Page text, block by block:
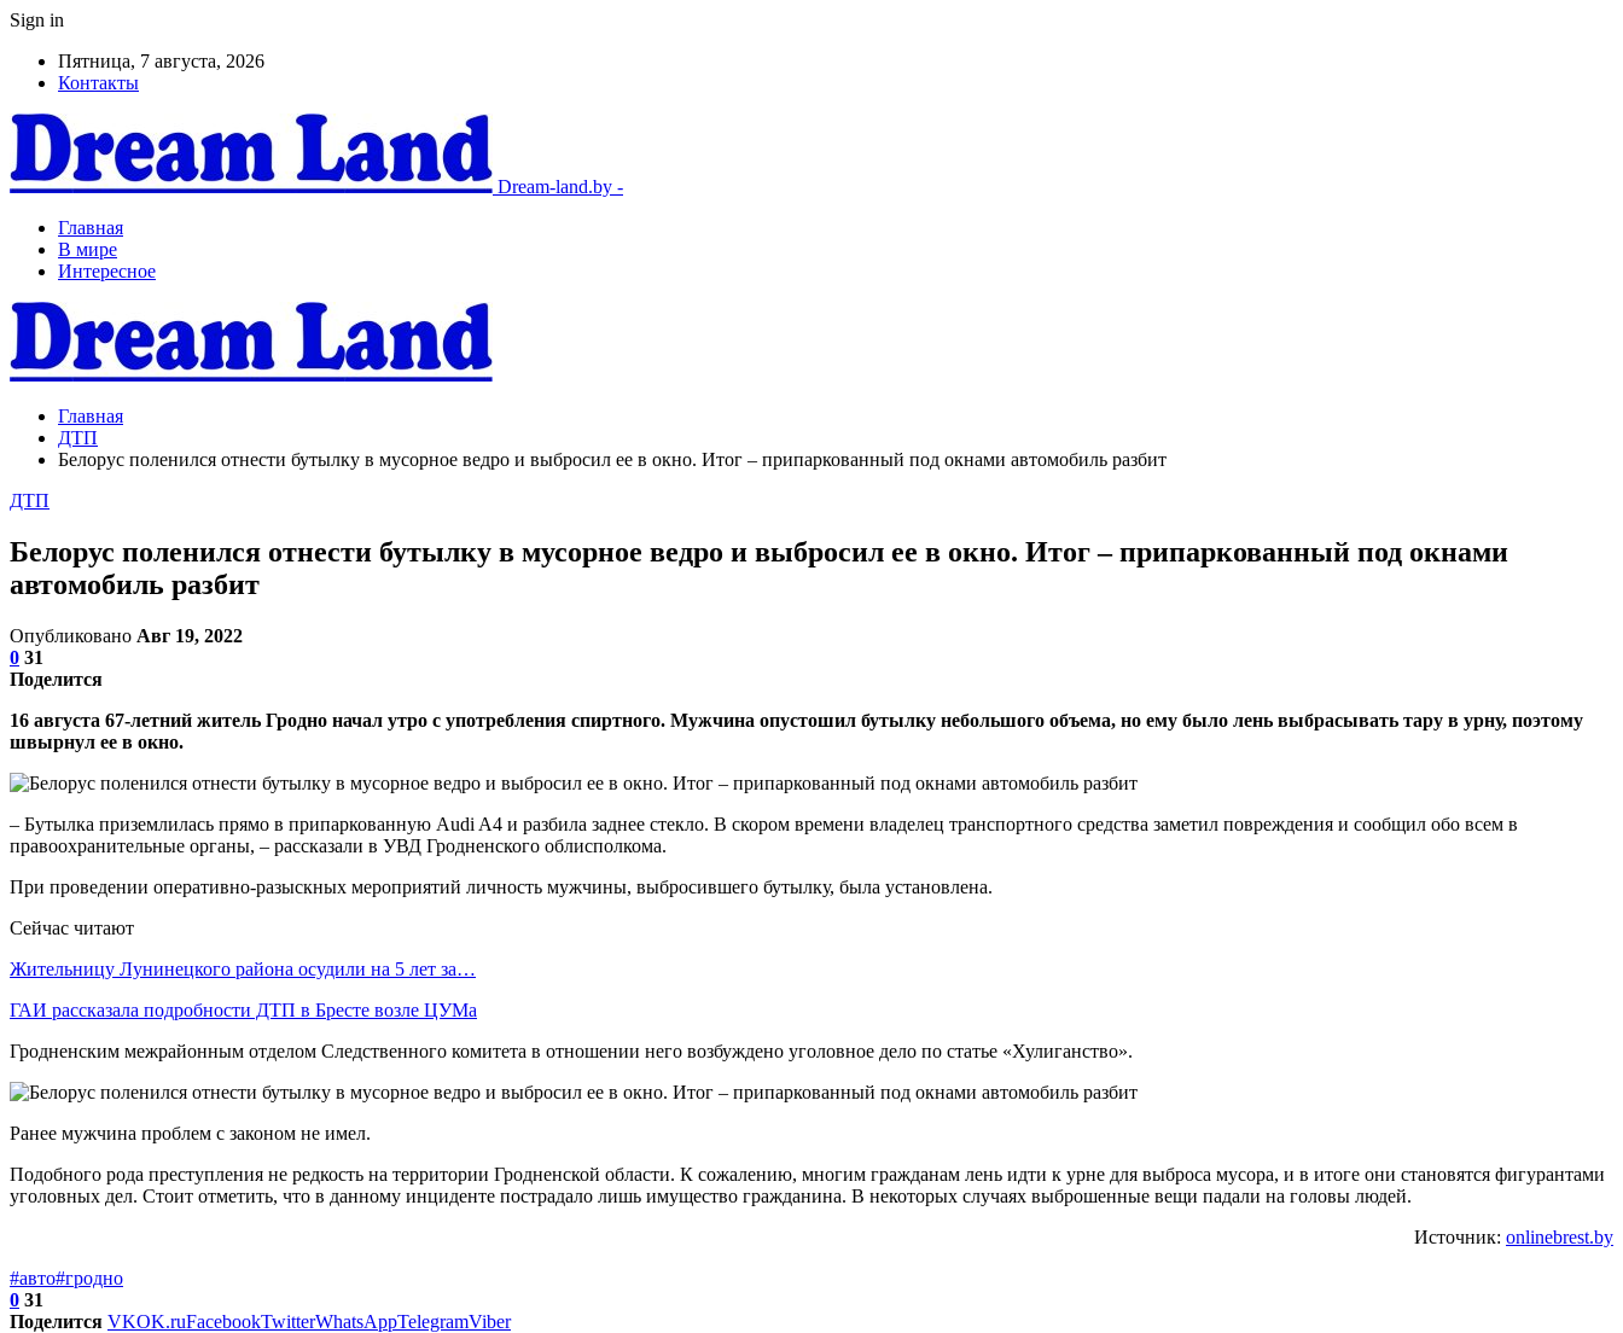
Sign in
Пятница, 7 августа, 2026
Контакты
Dream-land.by -
Главная
В мире
Интересное
Главная
ДТП
Белорус поленился отнести бутылку в мусорное ведро и выбросил ее в окно. Итог – припаркованный под окнами автомобиль разбит
ДТП
Белорус поленился отнести бутылку в мусорное ведро и выбросил ее в окно. Итог – припаркованный под окнами
автомобиль разбит
Опубликовано Авг 19, 2022
0 31
Поделится
16 августа 67-летний житель Гродно начал утро с употребления спиртного. Мужчина опустошил бутылку небольшого объема, но ему было лень выбрасывать тару в урну, поэтому
швырнул ее в окно.
– Бутылка приземлилась прямо в припаркованную Audi A4 и разбила заднее стекло. В скором времени владелец транспортного средства заметил повреждения и сообщил обо всем в
правоохранительные органы, – рассказали в УВД Гродненского облисполкома.
При проведении оперативно-разыскных мероприятий личность мужчины, выбросившего бутылку, была установлена.
Сейчас читают
Жительницу Лунинецкого района осудили на 5 лет за…
ГАИ рассказала подробности ДТП в Бресте возле ЦУМа
Гродненским межрайонным отделом Следственного комитета в отношении него возбуждено уголовное дело по статье «Хулиганство».
Ранее мужчина проблем с законом не имел.
Подобного рода преступления не редкость на территории Гродненской области. К сожалению, многим гражданам лень идти к урне для выброса мусора, и в итоге они становятся фигурантами
уголовных дел. Стоит отметить, что в данному инциденте пострадало лишь имущество гражданина. В некоторых случаях выброшенные вещи падали на головы людей.
Источник: onlinebrest.by
#авто#гродно
0 31
Поделится VKOK.ruFacebookTwitterWhatsAppTelegramViber